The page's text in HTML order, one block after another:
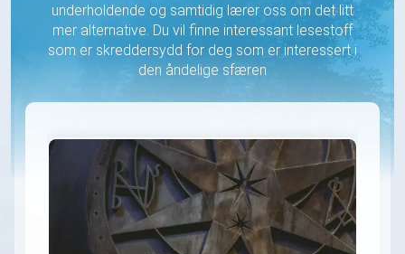
underholdende og samtidig lærer oss om det litt
mer alternative. Du vil finne interessant lesestoff
som er skreddersydd for deg som er interessert i
den åndelige sfæren